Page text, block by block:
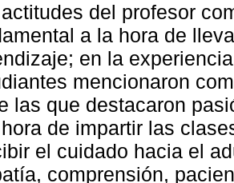
del profesor
a la hora de
en la
mencionaron
las que destacaron
de impartir las
el cuidado hacia el
comprensión,